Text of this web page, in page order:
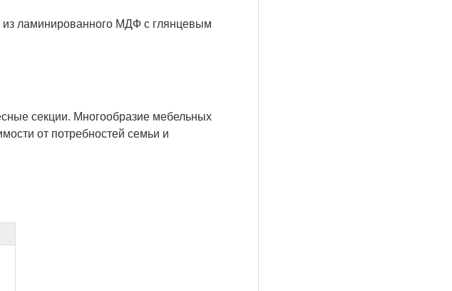
ламинированного МДФ с глянцевым
секции. Многообразие мебельных
от потребностей семьи и